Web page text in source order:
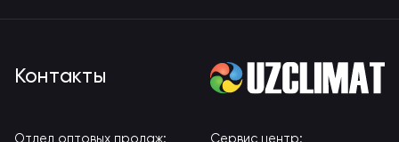
Контакты